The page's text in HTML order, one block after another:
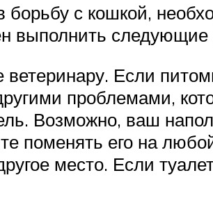
борьбу с кошкой,
выполнить
ветеринару. Если
проблемами,
Возможно, ваш
поменять его на
место. Если